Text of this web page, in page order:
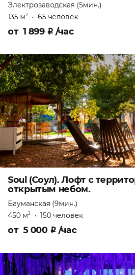
Электрозаводская (5мин.)
135 м2 • 65 человек
от 1 899 ₽ /час
Soul (Соул). Лофт с
открытым небом.
Бауманская (9мин.)
450 м2 • 150 человек
от 5 000 ₽ /час